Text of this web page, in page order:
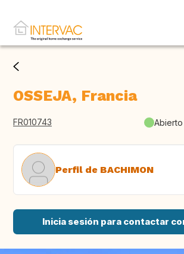
OSSEJA, Francia
FR010743
Perfil de BACHIMON
Inicia sesión para contactar